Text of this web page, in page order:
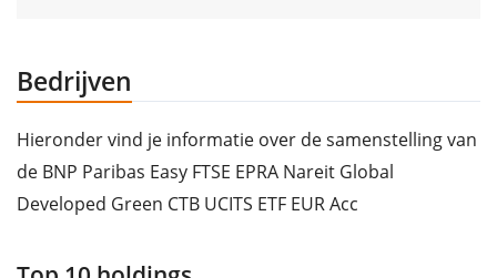
Bedrijven
Hieronder vind je informatie over de samenstelling van
de BNP Paribas Easy FTSE EPRA Nareit Global
Developed Green CTB UCITS ETF EUR Acc